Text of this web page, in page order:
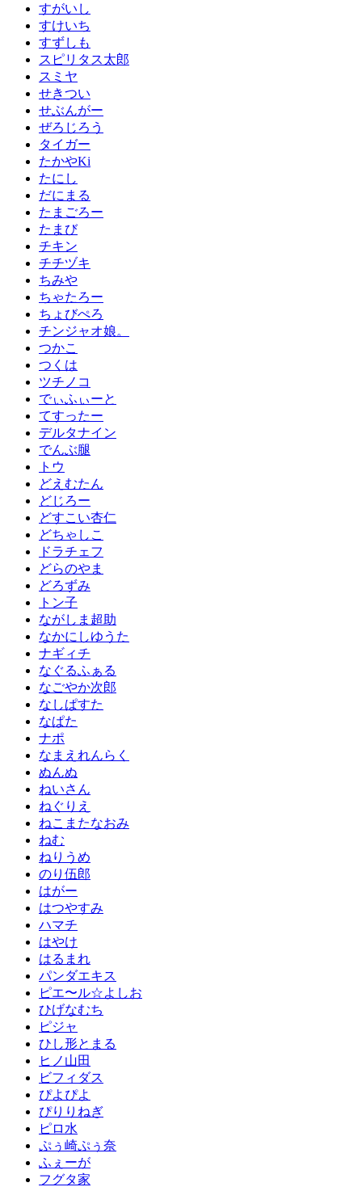
すがいし
すけいち
すずしも
スピリタス太郎
スミヤ
せきつい
せぶんがー
ぜろじろう
タイガー
たかやKi
たにし
だにまる
たまごろー
たまび
チキン
チチヅキ
ちみや
ちゃたろー
ちょびぺろ
チンジャオ娘。
つかこ
つくは
ツチノコ
でぃふぃーと
てすったー
デルタナイン
でんぶ腿
トウ
どえむたん
どじろー
どすこい杏仁
どちゃしこ
ドラチェフ
どらのやま
どろずみ
トン子
ながしま超助
なかにしゆうた
ナギィチ
なぐるふぁる
なごやか次郎
なしぱすた
なぱた
ナポ
なまえれんらく
ぬんぬ
ねいさん
ねぐりえ
ねこまたなおみ
ねむ
ねりうめ
のり伍郎
はがー
はつやすみ
ハマチ
はやけ
はるまれ
パンダエキス
ピエ〜ル☆よしお
ひげなむち
ピジャ
ひし形とまる
ヒノ山田
ビフィダス
ぴよぴよ
ぴりりねぎ
ピロ水
ぷぅ崎ぷぅ奈
ふぇーが
フグタ家